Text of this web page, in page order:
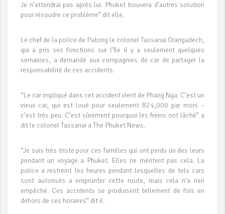
Je n’attendrai pas après lui. Phuket trouvera d’autres solution
pour résoudre ce problème” dit elle.
Le chef de la police de Patong le colonel Tassanai Orarigadech,
qui a pris ses fonctions sur l'île il y a seulement quelques
semaines, a demandé aux compagnies de car de partager la
responsabilité de ces accidents.
“Le car impliqué dans cet accident vient de Phang Nga. C’est un
vieux car, qui est loué pour seulement B24,000 par mois –
c’est très peu. C’est sûrement pourquoi les freins ont lâché” a
dit le colonel Tassanai a The Phuket News.
“Je suis très triste pour ces familles qui ont perdu un des leurs
pendant un voyage a Phuket. Elles ne méritent pas cela. La
police a restreint les heures pendant lesquelles de tels cars
sont autorisés a emprunter cette route, mais cela n’a rien
empêché. Ces accidents se produisent tellement de fois en
dehors de ces horaires” dit il.